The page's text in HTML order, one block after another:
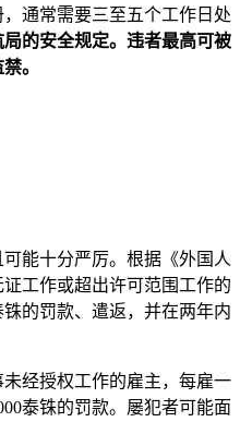
通常需要三至五个工作日处
的安全规定。违者最高可被
。
能十分严厉。根据《外国人
工作或超出许可范围工作的
铢的罚款、遣返，并在两年内
经授权工作的雇主，每雇一
泰铢的罚款。屡犯者可能面